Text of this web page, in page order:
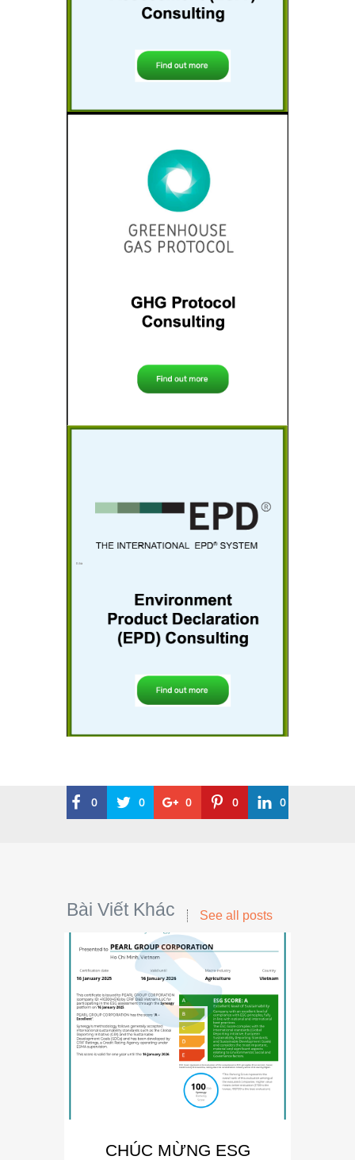
0 0 0 0 0
Bài Viết Khác See all posts
CHÚC MỪNG ESG